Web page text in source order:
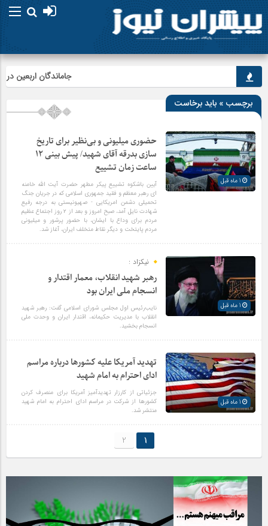
جاماندگان اربعین در
برچسب » باید برخاست
حضوری میلیونی و بی‌نظیر برای تاریخ
سازی بدرقه آقای شهید/ پیش بینی ۱۲
ساعت زمان تشییع
آیین باشکوه تشییع پیکر مطهر حضرت آیت الله خامنه
ای رهبر معظم و فقید جمهوری اسلامی که در جریان جنگ
تحمیلی دشمن امریکایی - صهیونیستی به درجه رفیع
شهادت نایل آمد، صبح امروز و بعد از ۲ روز اجتماع عظیم
مردم برای وداع با ایشان، با حضور پرشور و میلیونی
مردم پایتخت و دیگر نقاط متخلف ایران، آغاز شد.
نیکزاد :
رهبر شهید انقلاب، معمار اقتدار و
انسجام ملی ایران بود
نایب‌رئیس اول مجلس شورای اسلامی گفت: رهبر شهید
انقلاب با مدیریت حکیمانه، اقتدار ایران و وحدت ملی
انسجام بخشید.
تهدید آمریکا علیه کشورها درباره مراسم
ادای احترام به امام شهید
جزئیاتی از کارزار تهدیدآمیز آمریکا برای منصرف کردن
کشورها از شرکت در مراسم ادای احترام به امام شهید
منتشر شد.
1
2